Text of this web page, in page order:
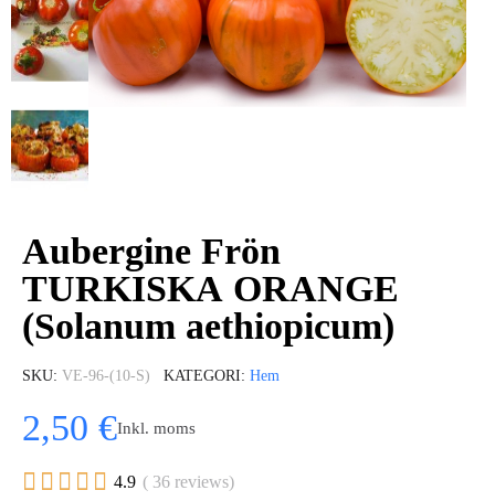
Aubergine Frön
TURKISKA ORANGE
(Solanum aethiopicum)
SKU VE-96-(10-S) KATEGORI Hem
2,50 €Inkl. moms
     4.9 ( 36 reviews)